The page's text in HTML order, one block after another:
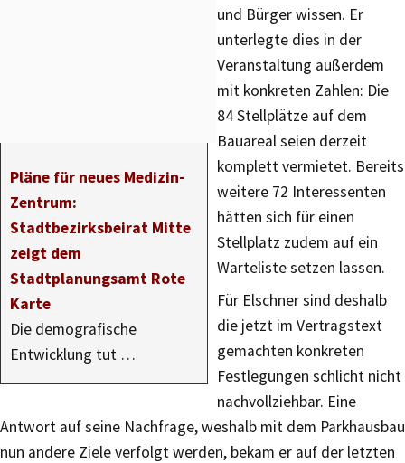
Pläne für neues Medizin-
Zentrum:
Stadtbezirksbeirat Mitte
zeigt dem
Stadtplanungsamt Rote
Karte
Die demografische
Entwicklung tut …
und Bürger wissen. Er
unterlegte dies in der
Veranstaltung außerdem
mit konkreten Zahlen: Die
84 Stellplätze auf dem
Bauareal seien derzeit
komplett vermietet. Bereits
weitere 72 Interessenten
hätten sich für einen
Stellplatz zudem auf ein
Warteliste setzen lassen.
Für Elschner sind deshalb
die jetzt im Vertragstext
gemachten konkreten
Festlegungen schlicht nicht
nachvollziehbar. Eine
Antwort auf seine Nachfrage, weshalb mit dem Parkhausbau
nun andere Ziele verfolgt werden, bekam er auf der letzten